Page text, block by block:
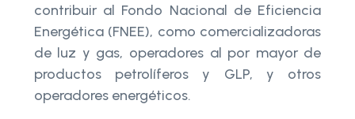
contribuir al Fondo Nacional de Eficiencia
Energética (FNEE), como comercializadoras
de luz y gas, operadores al por mayor de
productos petrolíferos y GLP, y otros
operadores energéticos.